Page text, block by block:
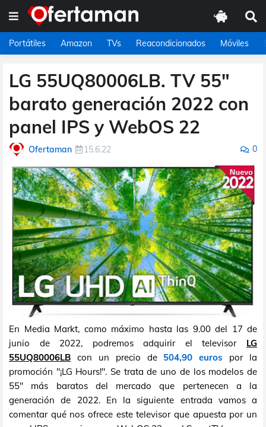
Portátiles Amazon TVs Reacondicionados Móviles
LG 55UQ80006LB. TV 55"
barato generación 2022 con
panel IPS y WebOS 22
Ofertaman 15.6.22 0
En Media Markt, como máximo hasta las 9.00 del 17 de
junio de 2022, podremos adquirir el televisor LG
55UQ80006LB con un precio de 504,90 euros por la
promoción "¡LG Hours!". Se trata de uno de los modelos de
55" más baratos del mercado que pertenecen a la
generación de 2022. En la siguiente entrada vamos a
comentar qué nos ofrece este televisor que apuesta por un